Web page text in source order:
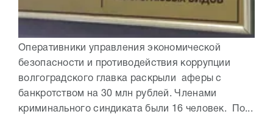
Оперативники управления экономической
безопасности и противодействия коррупции
волгоградского главка раскрыли аферы с
банкротством на 30 млн рублей. Членами
криминального синдиката были 16 человек. По...